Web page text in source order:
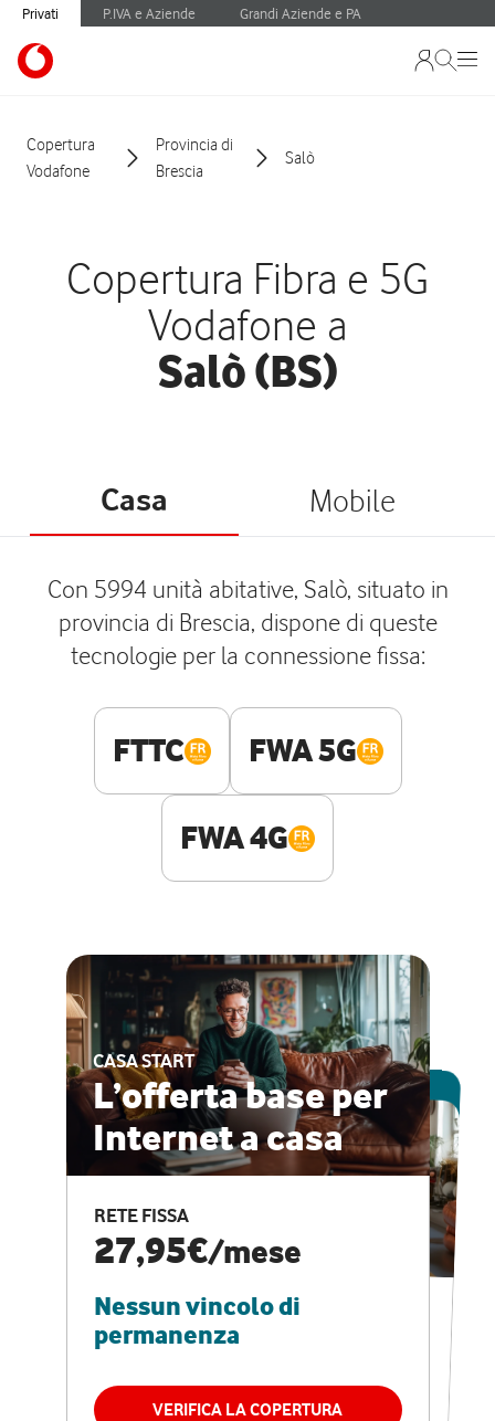
Privati P.IVA e Aziende Grandi Aziende e PA
Copertura
Vodafone
Provincia di
Brescia
Salò
Copertura Fibra e 5G
Vodafone a
Salò (BS)
Casa Mobile
Con 5994 unità abitative, Salò, situato in
provincia di Brescia, dispone di queste
tecnologie per la connessione fissa:
FTTC FWA 5G
FWA 4G
CASA START
L’offerta base per
Internet a casa
RETE FISSA
27,95€/mese
Nessun vincolo di
permanenza
VERIFICA LA COPERTURA
ESCLUSIVA ONLINE
CASA PRO
Internet veloce e
vantaggi speciali
RETE FISSA + VODAFONE CLUB
29,95€
permanenza